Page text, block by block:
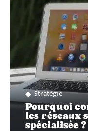
Stratégie
Pourquoi
les réseaux
spécialisée ?